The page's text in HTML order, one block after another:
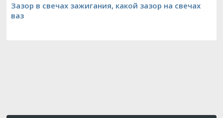
Зазор в свечах зажигания, какой зазор на свечах
ваз